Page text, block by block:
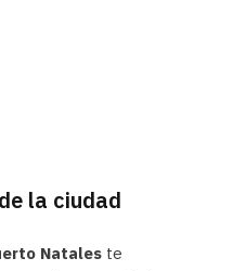
la ciudad
Natales te